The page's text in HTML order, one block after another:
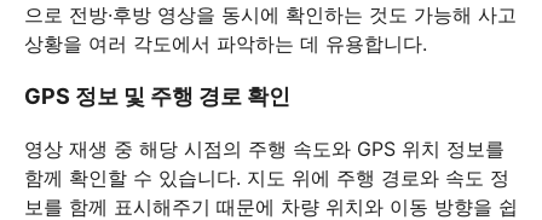
으로 전방·후방 영상을 동시에 확인하는 것도 가능해 사고
상황을 여러 각도에서 파악하는 데 유용합니다.
GPS 정보 및 주행 경로 확인
영상 재생 중 해당 시점의 주행 속도와 GPS 위치 정보를
함께 확인할 수 있습니다. 지도 위에 주행 경로와 속도 정
보를 함께 표시해주기 때문에 차량 위치와 이동 방향을 쉽